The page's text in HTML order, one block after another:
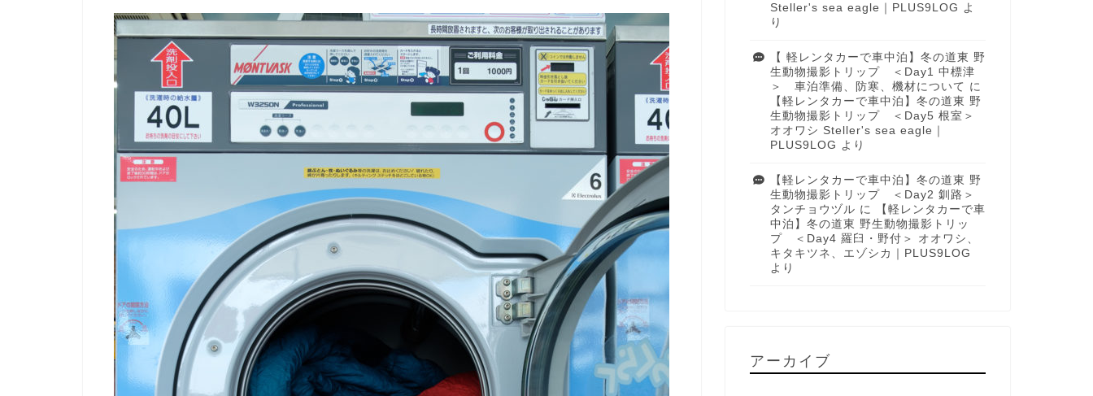
Steller's sea eagle｜PLUS9LOG よ
り
【 軽レンタカーで車中泊】冬の道東 野
生動物撮影トリップ ＜Day1 中標津
＞ 車泊準備、防寒、機材について に
【軽レンタカーで車中泊】冬の道東 野
生動物撮影トリップ ＜Day5 根室＞
オオワシ Steller's sea eagle｜
PLUS9LOG より
【軽レンタカーで車中泊】冬の道東 野
生動物撮影トリップ ＜Day2 釧路＞
タンチョウヅル に
【軽レンタカーで車
中泊】冬の道東 野生動物撮影トリッ
プ ＜Day4 羅臼・野付＞ オオワシ、
キタキツネ、エゾシカ｜PLUS9LOG
より
アーカイブ